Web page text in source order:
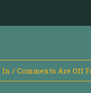
In / Comments Are Off